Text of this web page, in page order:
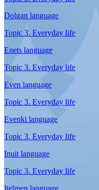
Ительменский язык
Тема 2. Жилище
Эскимосский язык
Topic 2. Work
Chukchi language
Topic 2. Work
Dolgan language
Topic 2. Work
Enets language
Topic 2. Work
Even language